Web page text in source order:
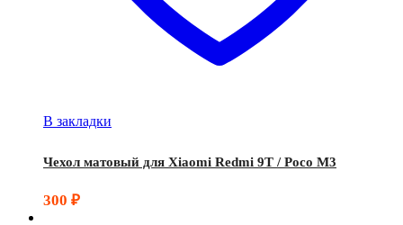
В закладки
Чехол матовый для Xiaomi Redmi 9T / Poco M3
300 ₽